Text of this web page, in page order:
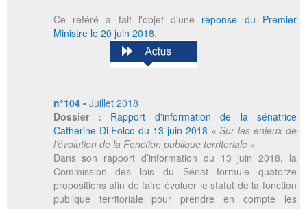
Ce référé a fait l'objet d'une réponse du Premier
Ministre le 20 juin 2018.
n°104 - Juillet 2018
Dossier : Rapport d'information de la sénatrice
Catherine Di Folco du 13 juin 2018 «Sur les enjeux de
l’évolution de la Fonction publique territoriale»
Dans son rapport d’information du 13 juin 2018, la
Commission des lois du Sénat formule quatorze
propositions afin de faire évoluer le statut de la fonction
publique territoriale pour prendre en compte les